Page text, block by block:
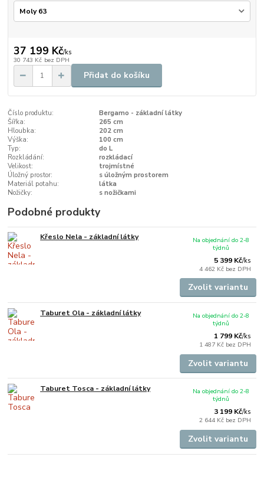
37 199 Kč/ks
30 743 Kč bez DPH
Přidat do košíku
Číslo produktu:
Bergamo - základní látky
Šířka:
265 cm
Hloubka:
202 cm
Výška:
100 cm
Typ:
do L
Rozkládání:
rozkládací
Velikost:
trojmístné
Úložný prostor:
s úložným prostorem
Materiál potahu:
látka
Nožičky:
s nožičkami
Podobné produkty
Křeslo Nela - základní látky
5 399 Kč/ks
4 462 Kč bez DPH
Na objednání do 2-8
týdnů
Zvolit variantu
Taburet Ola - základní látky
1 799 Kč/ks
1 487 Kč bez DPH
Na objednání do 2-8
týdnů
Zvolit variantu
Taburet Tosca - základní látky
3 199 Kč/ks
2 644 Kč bez DPH
Na objednání do 2-8
týdnů
Zvolit variantu